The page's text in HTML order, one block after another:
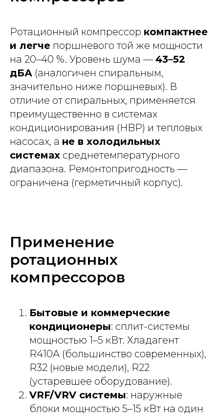
Ротационный компрессор компактнее
и легче поршневого той же мощности
на 20–40 %. Уровень шума — 43–52
дБА (аналогичен спиральным,
значительно ниже поршневых). В
отличие от спиральных, применяется
преимущественно в системах
кондиционирования (HBP) и тепловых
насосах, а не в холодильных
системах среднетемпературного
диапазона. Ремонтопригодность —
ограничена (герметичный корпус).
Применение
ротационных
компрессоров
Бытовые и коммерческие
кондиционеры: сплит-системы
мощностью 1–5 кВт. Хладагент
R410A (большинство современных),
R32 (новые модели), R22
(устаревшее оборудование).
VRF/VRV системы: наружные
блоки мощностью 5–15 кВт на один